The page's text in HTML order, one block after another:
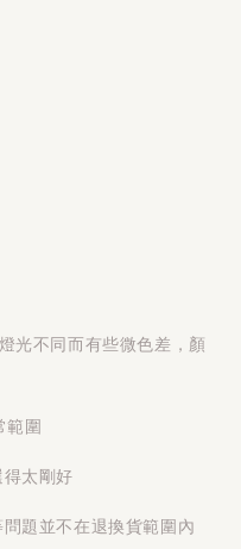
光不同而有些微色差，顏
範圍
太剛好
題並不在退換貨範圍內